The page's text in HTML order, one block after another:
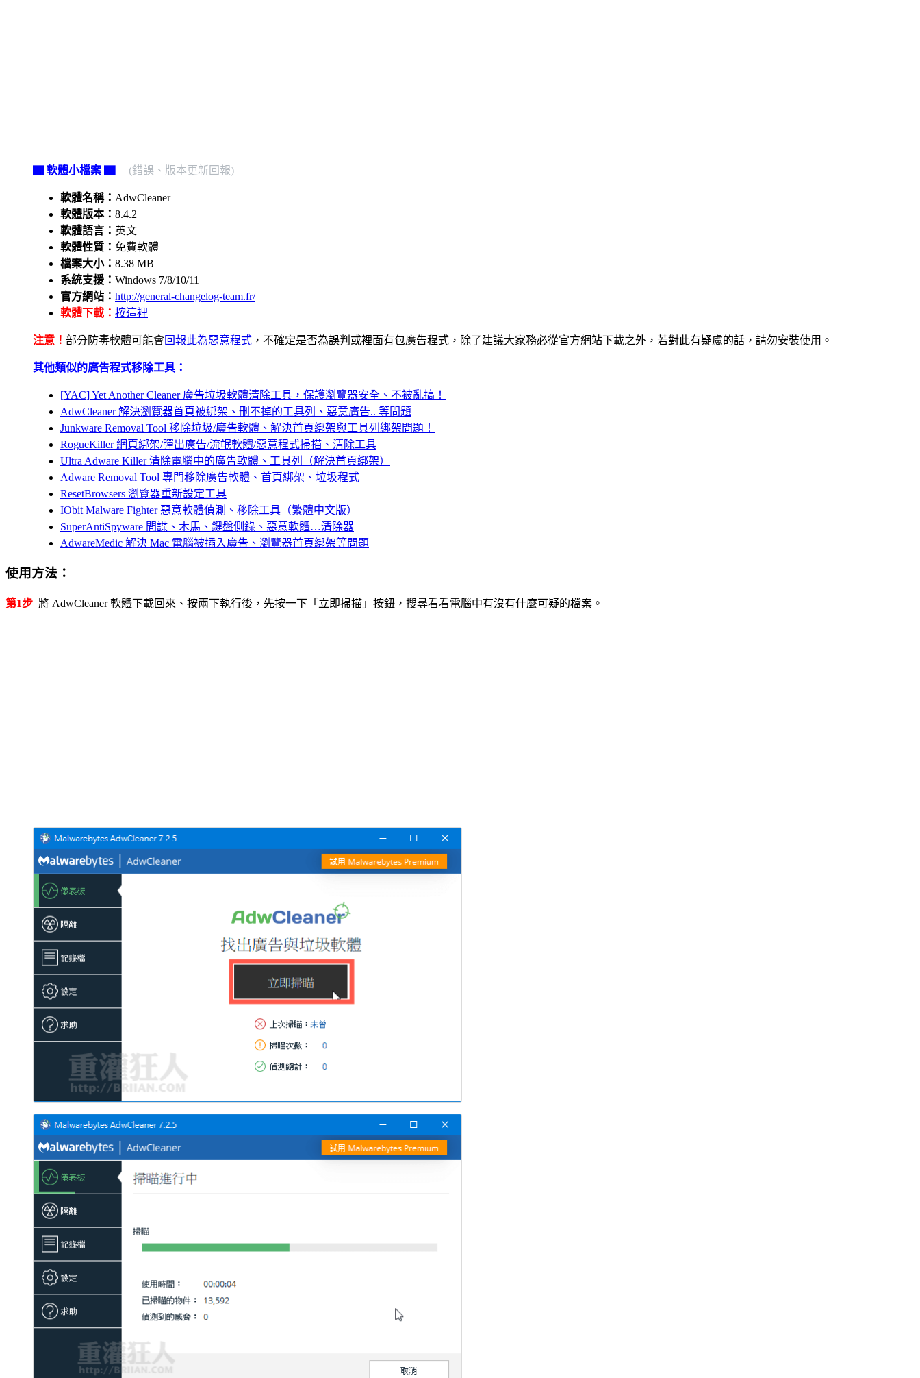
▇ 軟體小檔案 ▇ (錯誤、版本更新回報)
軟體名稱： AdwCleaner
軟體版本： 8.4.2
軟體語言： 英文
軟體性質： 免費軟體
檔案大小： 8.38 MB
系統支援： Windows 7/8/10/11
官方網站： http://general-changelog-team.fr/
軟體下載： 按這裡
注意！ 部分防毒軟體可能會回報此為惡意程式 ，不確定是否為誤判或裡面有包廣告程式，除了建議大家務必從官方網站下載之外，若對此有疑慮的話，請勿安裝使用。
其他類似的廣告程式移除工具：
[YAC] Yet Another Cleaner 廣告垃圾軟體清除工具，保護瀏覽器安全、不被亂搞！
AdwCleaner 解決瀏覽器首頁被綁架、刪不掉的工具列、惡意廣告.. 等問題
Junkware Removal Tool 移除垃圾/廣告軟體、解決首頁綁架與工具列綁架問題！
RogueKiller 網頁綁架/彈出廣告/流氓軟體/惡意程式掃描、清除工具
Ultra Adware Killer 清除電腦中的廣告軟體、工具列（解決首頁綁架）
Adware Removal Tool 專門移除廣告軟體、首頁綁架、垃圾程式
ResetBrowsers 瀏覽器重新設定工具
IObit Malware Fighter 惡意軟體偵測、移除工具（繁體中文版）
SuperAntiSpyware 間諜、木馬、鍵盤側錄、惡意軟體…清除器
AdwareMedic 解決 Mac 電腦被插入廣告、瀏覽器首頁綁架等問題
使用方法：
第1步 將 AdwCleaner 軟體下載回來、按兩下執行後，先按一下「立即掃描」按鈕，搜尋看看電腦中有沒有什麼可疑的檔案。